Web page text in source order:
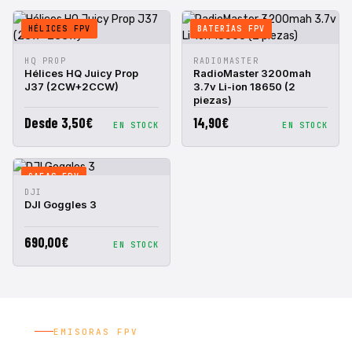
HÉLICES FPV
VISTA
RÁPIDA
CESTA
HQ PROP
Hélices HQ Juicy Prop
J37 (2CW+2CCW)
Desde 3,50€ EN STOCK
BATERÍAS FPV
VISTA
RÁPIDA
CESTA
RADIOMASTER
RadioMaster 3200mah
3.7v Li-ion 18650 (2
piezas)
14,90€ EN STOCK
GAFAS FPV
VISTA
RÁPIDA
DJI
DJI Goggles 3
690,00€ EN STOCK
EMISORAS FPV